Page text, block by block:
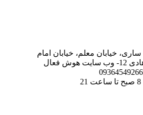
معلم، خیابان امام